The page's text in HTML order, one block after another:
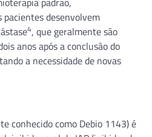
pacientes desenvolvem
4, que geralmente são
anos após a conclusão do
a necessidade de novas
conhecido como Debio 1143) é